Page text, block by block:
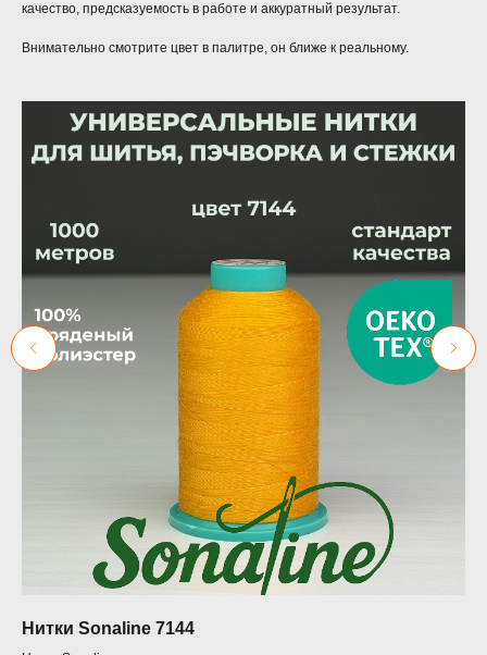
качество, предсказуемость в работе и аккуратный результат.
Внимательно смотрите цвет в палитре, он ближе к реальному.
Нитки Sonaline 7144